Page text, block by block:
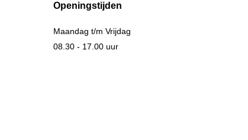
Openingstijden
Maandag t/m Vrijdag
08.30 - 17.00 uur